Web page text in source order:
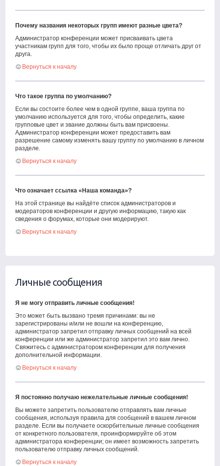
Почему названия некоторых групп имеют разные цвета?
Администратор конференции может присваивать цвета
участникам групп для того, чтобы их было проще отличать друг от
друга.
Вернуться к началу
Что такое группа по умолчанию?
Если вы состоите более чем в одной группе, ваша группа по
умолчанию используется для того, чтобы определить, какие
групповые цвет и звание должны быть вам присвоены.
Администратор конференции может предоставить вам
разрешение самому изменять вашу группу по умолчанию в личном
разделе.
Вернуться к началу
Что означает ссылка «Наша команда»?
На этой странице вы найдёте список администраторов и
модераторов конференции и другую информацию, такую как
сведения о форумах, которые они модерируют.
Вернуться к началу
Личные сообщения
Я не могу отправить личные сообщения!
Это может быть вызвано тремя причинами: вы не
зарегистрированы и/или не вошли на конференцию,
администратор запретил отправку личных сообщений на всей
конференции или же администратор запретил это вам лично.
Свяжитесь с администратором конференции для получения
дополнительной информации.
Вернуться к началу
Я постоянно получаю нежелательные личные сообщения!
Вы можете запретить пользователю отправлять вам личные
сообщения, используя правила для сообщений в вашем личном
разделе. Если вы получаете оскорбительные личные сообщения
от конкретного пользователя, проинформируйте об этом
администратора конференции; он имеет возможность запретить
пользователю отправку личных сообщений.
Вернуться к началу